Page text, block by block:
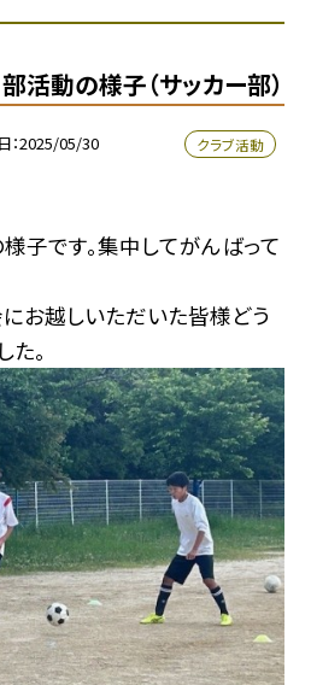
部活動の様子（サッカー部）
2025/05/30 クラブ活動
子です。集中してがんばって
お越しいただいた皆様どう
。